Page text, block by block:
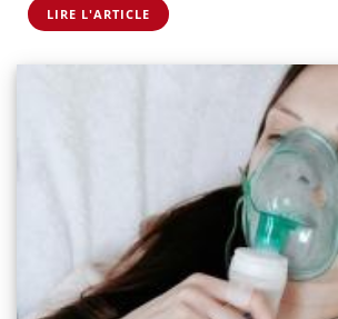
LIRE L'ARTICLE